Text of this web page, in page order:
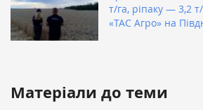
т/га, ріпаку — 3,2
«ТАС Агро» на
Матеріали до теми